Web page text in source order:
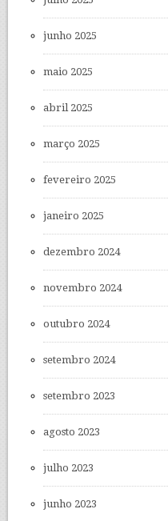
junho 2025
maio 2025
abril 2025
março 2025
fevereiro 2025
janeiro 2025
dezembro 2024
novembro 2024
outubro 2024
setembro 2024
setembro 2023
agosto 2023
julho 2023
junho 2023